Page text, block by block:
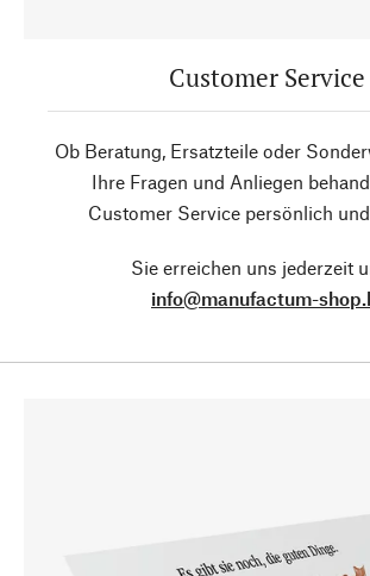
Customer Service
Ob Beratung, Ersatzteile oder
Ihre Fragen und Anliegen
Customer Service persönlich
Sie erreichen uns jederzeit
info@manufactum-